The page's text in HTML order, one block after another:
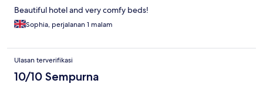
Beautiful hotel and very comfy beds!
Sophia, perjalanan 1 malam
Ulasan terverifikasi
10/10 Sempurna